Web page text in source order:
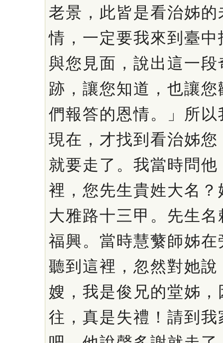
老景，此皆是看治姊
情，一定要我來到臺
與您見面，說出這一
跡，讓您知道，也讓
們報答的恩情。」所
現在，才找到看治姊
就要走了。我當時問
裡，您先生貴姓大名
大雅路十三甲。先生
福興。當時慧蘩師姊
聽到這裡，忽然對她
嫂，我是俊兄的堂姊
往，真是失禮！請到